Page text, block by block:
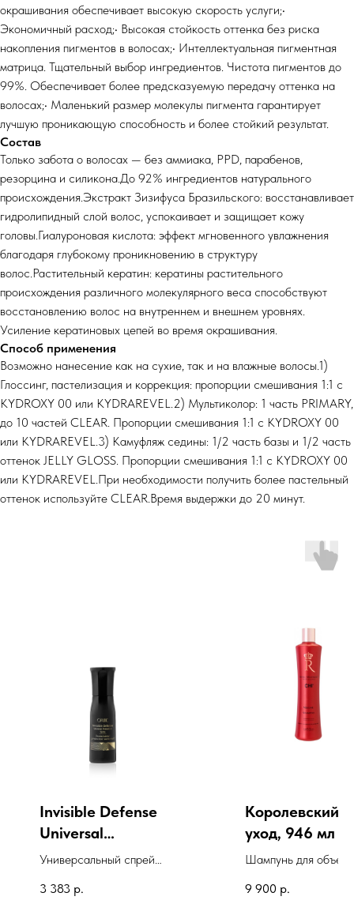
окрашивания обеспечивает высокую скорость услуги;•
Экономичный расход;• Высокая стойкость оттенка без риска
накопления пигментов в волосах;• Интеллектуальная пигментная
матрица. Тщательный выбор ингредиентов. Чистота пигментов до
99%. Обеспечивает более предсказуемую передачу оттенка на
волосах;• Маленький размер молекулы пигмента гарантирует
лучшую проникающую способность и более стойкий результат.
Состав
Только забота о волосах — без аммиака, PPD, парабенов,
резорцина и силикона.До 92% ингредиентов натурального
происхождения.Экстракт Зизифуса Бразильского: восстанавливает
гидролипидный слой волос, успокаивает и защищает кожу
головы.Гиалуроновая кислота: эффект мгновенного увлажнения
благодаря глубокому проникновению в структуру
волос.Растительный кератин: кератины растительного
происхождения различного молекулярного веса способствуют
восстановлению волос на внутреннем и внешнем уровнях.
Усиление кератиновых цепей во время окрашивания.
Способ применения
Возможно нанесение как на сухие, так и на влажные волосы.1)
Глоссинг, пастелизация и коррекция: пропорции смешивания 1:1 с
KYDROXY 00 или KYDRAREVEL.2) Мультиколор: 1 часть PRIMARY,
до 10 частей CLEAR. Пропорции смешивания 1:1 с KYDROXY 00
или KYDRAREVEL.3) Камуфляж седины: 1/2 часть базы и 1/2 часть
оттенок JELLY GLOSS. Пропорции смешивания 1:1 с KYDROXY 00
или KYDRAREVEL.При необходимости получить более пастельный
оттенок используйте CLEAR.Время выдержки до 20 минут.
Invisible Defense
Universal
Protection Spray
Универсальный спрей-
защита"
3 383 р.
Королевский
уход, 946 мл
Шампунь для
мл
9 900 р.